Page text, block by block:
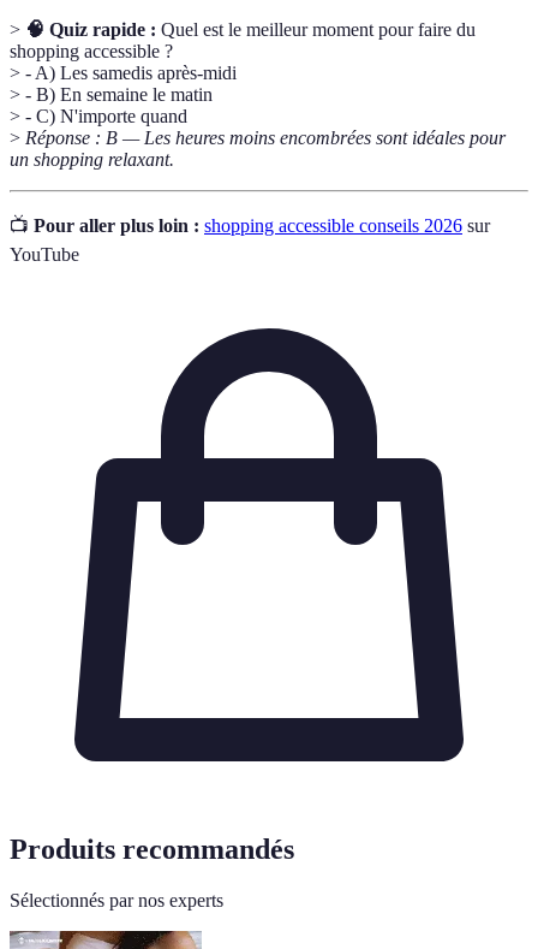
> 🧠 Quiz rapide : Quel est le meilleur moment pour faire du
shopping accessible ?
> - A) Les samedis après-midi
> - B) En semaine le matin
> - C) N'importe quand
> Réponse : B — Les heures moins encombrées sont idéales pour
un shopping relaxant.
📺 Pour aller plus loin : shopping accessible conseils 2026 sur
YouTube
Produits recommandés
Sélectionnés par nos experts